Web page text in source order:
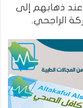
ذهابهم إلى
الراجحي.